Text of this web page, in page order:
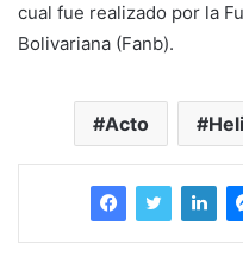
cual fue realizado por la
Bolivariana (Fanb).
Acto